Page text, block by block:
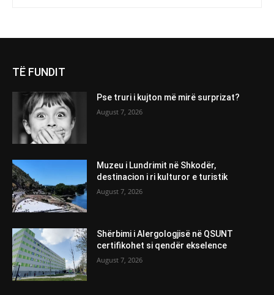
TË FUNDIT
Pse truri i kujton më mirë surprizat?
August 7, 2026
Muzeu i Lundrimit në Shkodër,
destinacion i ri kulturor e turistik
August 7, 2026
Shërbimi i Alergologjisë në QSUNT
certifikohet si qendër ekselence
August 7, 2026